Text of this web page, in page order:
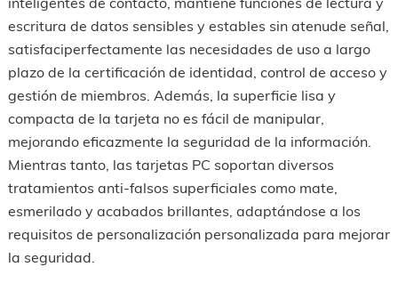
escritura de datos sensibles y estables sin atenude señal,
satisfaciperfectamente las necesidades de uso a largo
plazo de la certificación de identidad, control de acceso y
gestión de miembros. Además, la superficie lisa y
compacta de la tarjeta no es fácil de manipular,
mejorando eficazmente la seguridad de la información.
Mientras tanto, las tarjetas PC soportan diversos
tratamientos anti-falsos superficiales como mate,
esmerilado y acabados brillantes, adaptándose a los
requisitos de personalización personalizada para mejorar
la seguridad.